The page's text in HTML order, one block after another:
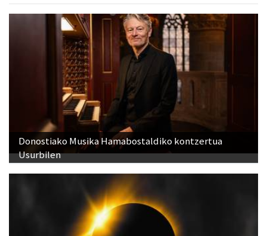
Donostiako Musika Hamabostaldiko kontzertua
Usurbilen